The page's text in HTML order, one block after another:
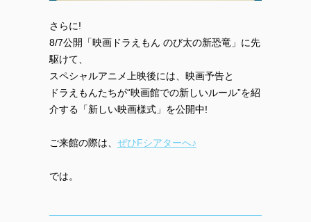
さらに!
8/7公開「映画ドラえもん のび太の新恐竜」に先
駆けて、
スペシャルアニメ上映後には、映画予告と
ドラえもんたちが“映画館での新しいルール”を紹
介する「新しい映画様式」を公開中!
ご来館の際は、 ぜひFシアターへ♪
では。